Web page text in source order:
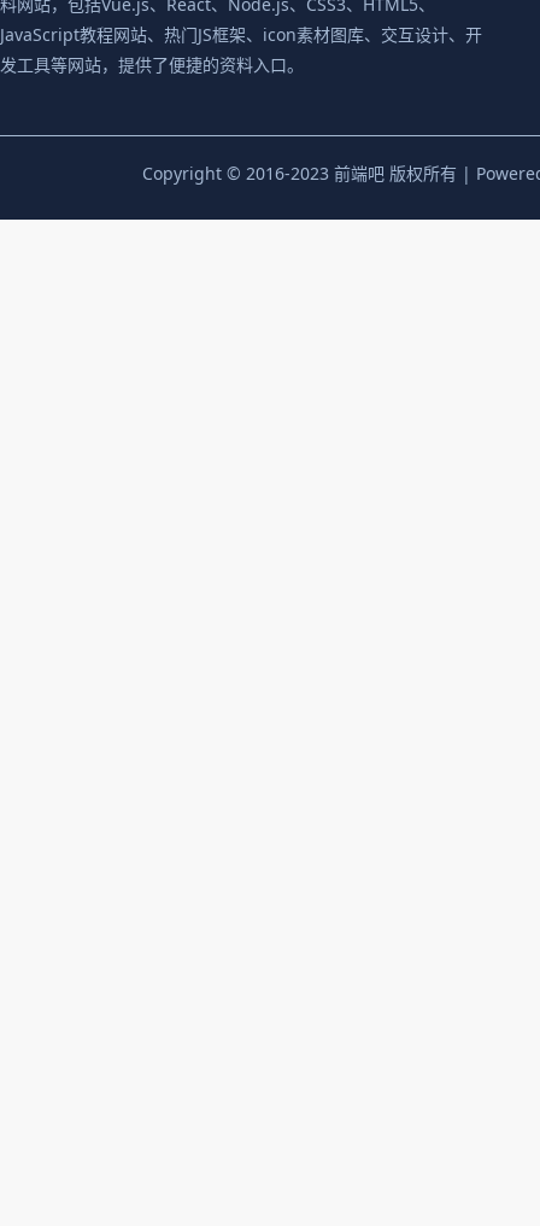
JavaScript教程网站、热门JS框架、icon素材图库、交互设计、开
发工具等网站，提供了便捷的资料入口。
Copyright © 2016-2023 前端吧 版权所有 |